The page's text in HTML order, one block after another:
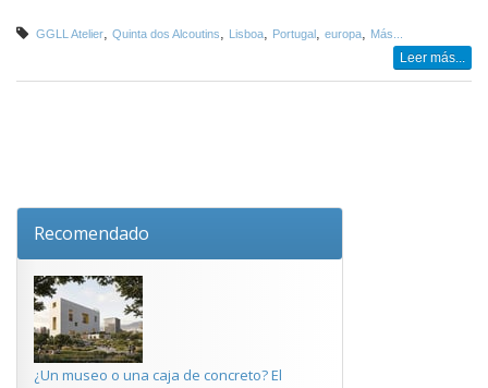
GGLL Atelier Quinta dos Alcoutins Lisboa Portugal europa Más...
Leer más...
Recomendado
¿Un museo o una caja de concreto? El